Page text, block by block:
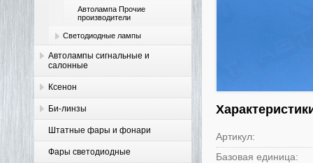
Автолампа Прочие
производители
Светодиодные лампы
Автолампы сигнальные и
салонные
Ксенон
Би-линзы
Штатные фары и фонари
Фары светодиодные
Артикул:
Базовая единица: